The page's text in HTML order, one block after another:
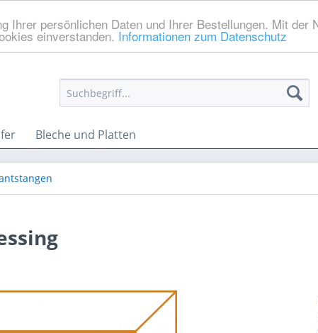
Ihrer persönlichen Daten und Ihrer Bestellungen. Mit
einverstanden. Informationen zum Datenschutz
Bleche und Platten